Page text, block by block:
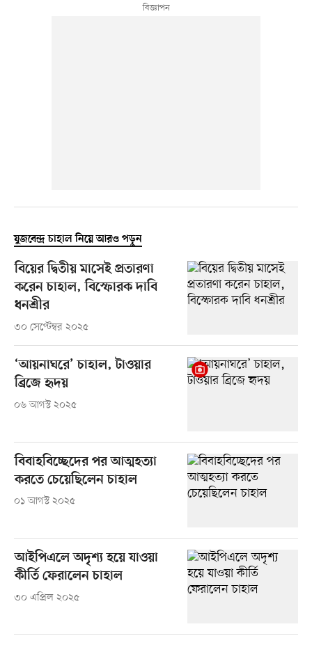
যুজবেন্দ্র চাহাল নিয়ে আরও পড়ুন
বিয়ের দ্বিতীয় মাসেই প্রতারণা
করেন চাহাল, বিস্ফোরক দাবি
ধনশ্রীর
৩০ সেপ্টেম্বর ২০২৫
‘আয়নাঘরে’ চাহাল, টাওয়ার
ব্রিজে হৃদয়
০৬ আগস্ট ২০২৫
বিবাহবিচ্ছেদের পর আত্মহত্যা
করতে চেয়েছিলেন চাহাল
০১ আগস্ট ২০২৫
আইপিএলে অদৃশ্য হয়ে যাওয়া
কীর্তি ফেরালেন চাহাল
৩০ এপ্রিল ২০২৫